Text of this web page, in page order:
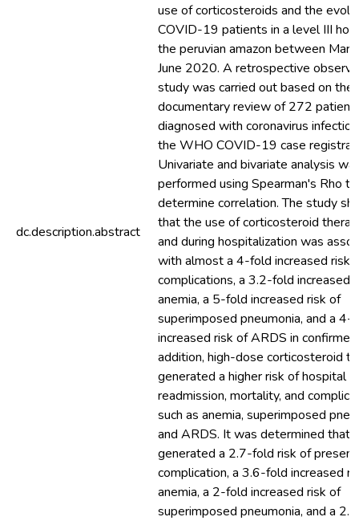
dc.description.abstract
use of corticosteroids and the
COVID-19 patients in a level III
the peruvian amazon between
June 2020. A retrospective
study was carried out based on the
documentary review of 272
diagnosed with coronavirus
the WHO COVID-19 case
Univariate and bivariate analysis
performed using Spearman's Rho
determine correlation. The study
that the use of corticosteroid
and during hospitalization was
with almost a 4-fold increased risk
complications, a 3.2-fold increased
anemia, a 5-fold increased risk of
superimposed pneumonia, and a 4-
increased risk of ARDS in
addition, high-dose corticosteroid
generated a higher risk of hospital
readmission, mortality, and
such as anemia, superimposed
and ARDS. It was determined that
generated a 2.7-fold risk of
complication, a 3.6-fold increased
anemia, a 2-fold increased risk of
superimposed pneumonia, and a